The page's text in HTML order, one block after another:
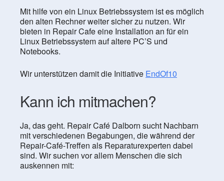
Mit hilfe von ein Linux Betriebssystem ist es möglich
den alten Rechner weiter sicher zu nutzen. Wir
bieten in Repair Cafe eine Installation an für ein
Linux Betriebssystem auf altere PC’S und
Notebooks.
Wir unterstützen damit die Initiative EndOf10
Kann ich mitmachen?
Ja, das geht. Repair Café Dalborn sucht Nachbarn
mit verschiedenen Begabungen, die während der
Repair-Café-Treffen als Reparaturexperten dabei
sind. Wir suchen vor allem Menschen die sich
auskennen mit: